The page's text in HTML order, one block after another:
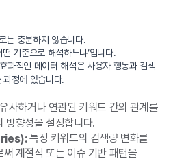
는 충분하지 않습니다.
기준으로 해석하느냐’입니다.
과적인 데이터 해석은 사용자 행동과 검색
정에 있습니다.
사하거나 연관된 키워드 간의 관계를
방향성을 설정합니다.
특정 키워드의 검색량 변화를
계절적 또는 이슈 기반 패턴을